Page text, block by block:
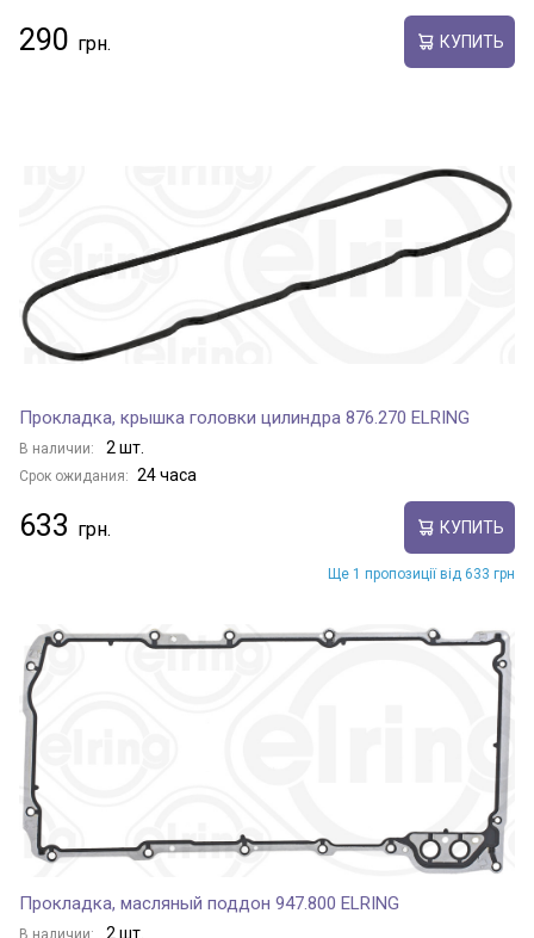
290 КУПИТЬ
Прокладка, крышка головки цилиндра 876.270 ELRING
В наличии: 2 шт.
Срок ожидания: 24 часа
633 КУПИТЬ
Ще 1 пропозиції від 633 грн
Прокладка, масляный поддон 947.800 ELRING
В наличии: 2 шт.